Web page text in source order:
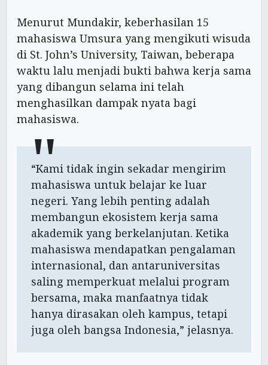
Menurut Mundakir, keberhasilan 15
mahasiswa Umsura yang mengikuti wisuda
di St. John’s University, Taiwan, beberapa
waktu lalu menjadi bukti bahwa kerja sama
yang dibangun selama ini telah
menghasilkan dampak nyata bagi
mahasiswa.
“Kami tidak ingin sekadar mengirim
mahasiswa untuk belajar ke luar
negeri. Yang lebih penting adalah
membangun ekosistem kerja sama
akademik yang berkelanjutan. Ketika
mahasiswa mendapatkan pengalaman
internasional, dan antaruniversitas
saling memperkuat melalui program
bersama, maka manfaatnya tidak
hanya dirasakan oleh kampus, tetapi
juga oleh bangsa Indonesia,” jelasnya.